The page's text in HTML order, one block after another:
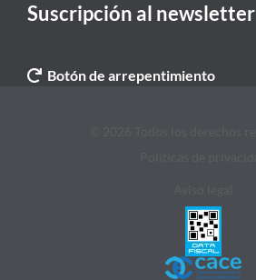
Suscripción al newsletter
Botón de arrepentimiento